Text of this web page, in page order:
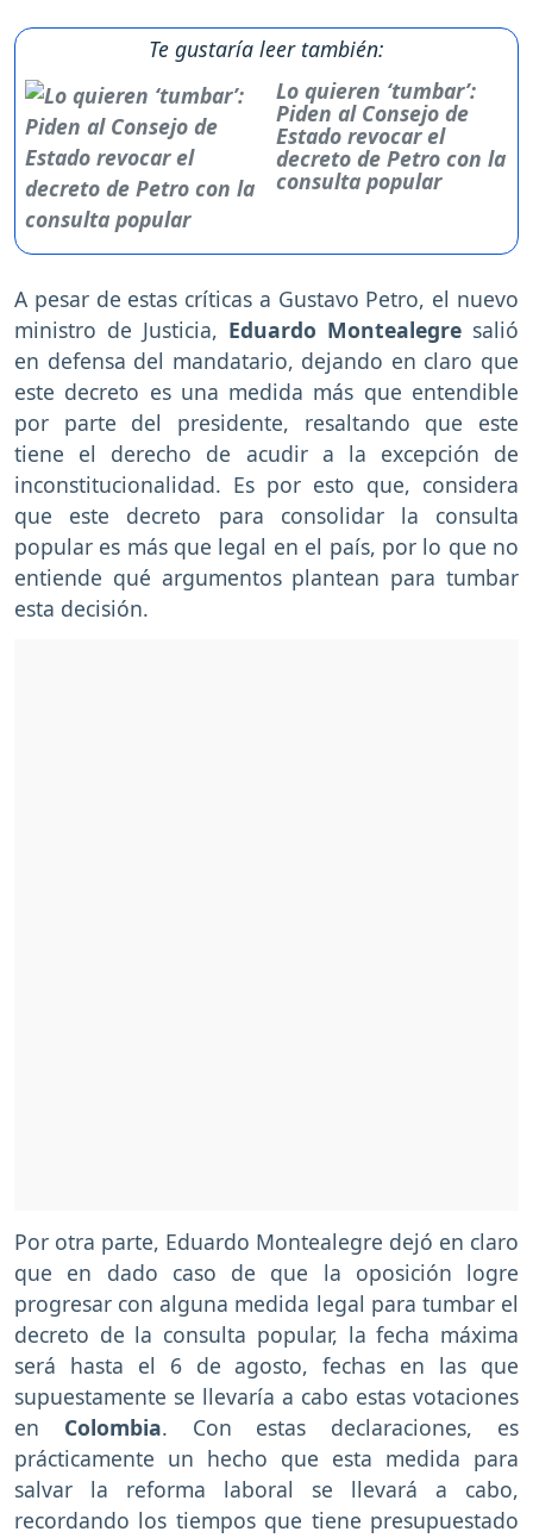
Te gustaría leer también:
Lo quieren ‘tumbar’:
Piden al Consejo de
Estado revocar el
decreto de Petro con la
consulta popular
A pesar de estas críticas a Gustavo Petro, el nuevo
ministro de Justicia, Eduardo Montealegre salió
en defensa del mandatario, dejando en claro que
este decreto es una medida más que entendible
por parte del presidente, resaltando que este
tiene el derecho de acudir a la excepción de
inconstitucionalidad. Es por esto que, considera
que este decreto para consolidar la consulta
popular es más que legal en el país, por lo que no
entiende qué argumentos plantean para tumbar
esta decisión.
Por otra parte, Eduardo Montealegre dejó en claro
que en dado caso de que la oposición logre
progresar con alguna medida legal para tumbar el
decreto de la consulta popular, la fecha máxima
será hasta el 6 de agosto, fechas en las que
supuestamente se llevaría a cabo estas votaciones
en Colombia. Con estas declaraciones, es
prácticamente un hecho que esta medida para
salvar la reforma laboral se llevará a cabo,
recordando los tiempos que tiene presupuestado